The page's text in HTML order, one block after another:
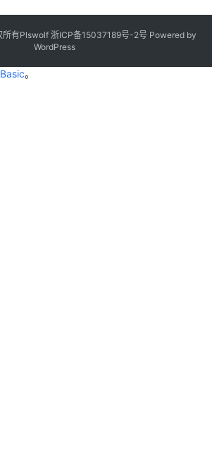
有Plswolf 浙ICP备15037189号-2号 Powered by
WordPress
。